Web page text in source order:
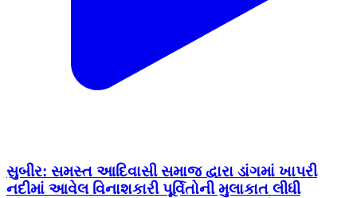
સુબીર: સમસ્ત આદિવાસી સમાજ દ્વારા ડાંગમાં ખાપરી
નદીમાં આવેલ વિનાશકારી પૂર્વિતોની મુલાકાત લીધી